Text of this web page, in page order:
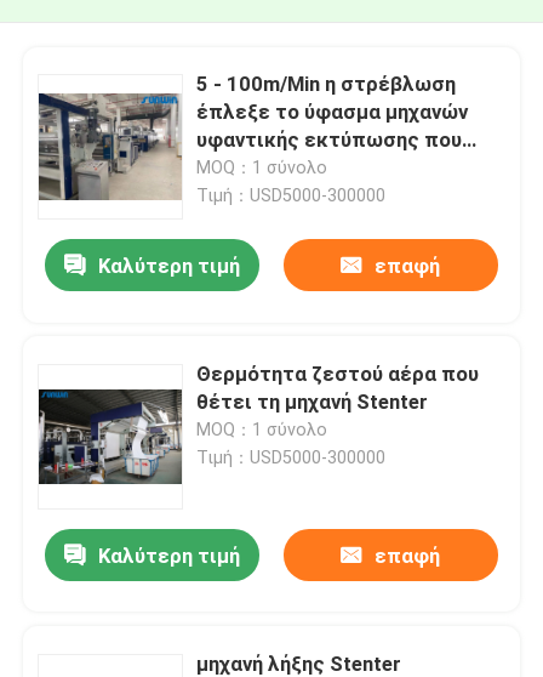
5 - 100m/Min η στρέβλωση
έπλεξε το ύφασμα μηχανών
υφαντικής εκτύπωσης που
ξεραίνει Stenter
MOQ：1 σύνολο
Τιμή：USD5000-300000
Καλύτερη τιμή επαφή
Θερμότητα ζεστού αέρα που
θέτει τη μηχανή Stenter
MOQ：1 σύνολο
Τιμή：USD5000-300000
Καλύτερη τιμή επαφή
μηχανή λήξης Stenter